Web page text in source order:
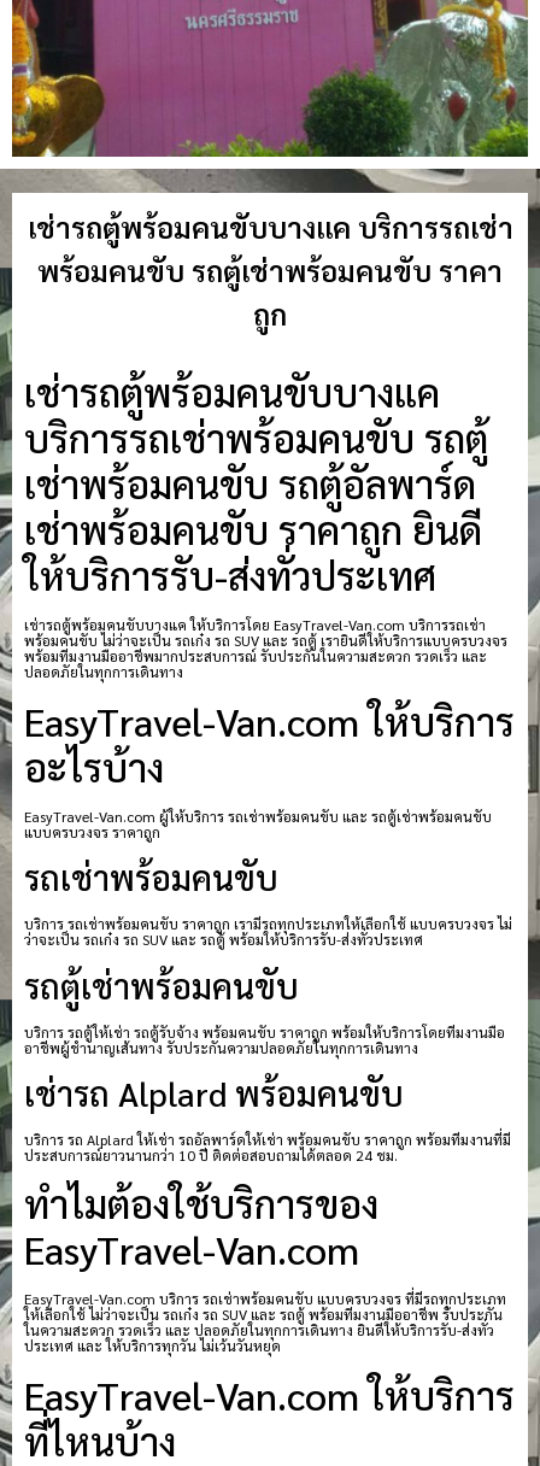
เช่ารถตู้พร้อมคนขับบางแค บริการรถเช่า
พร้อมคนขับ รถตู้เช่าพร้อมคนขับ ราคา
ถูก
เช่ารถตู้พร้อมคนขับบางแค
บริการรถเช่าพร้อมคนขับ รถตู้
เช่าพร้อมคนขับ รถตู้อัลพาร์ด
เช่าพร้อมคนขับ ราคาถูก ยินดี
ให้บริการรับ-ส่งทั่วประเทศ
เช่ารถตู้พร้อมคนขับบางแค ให้บริการโดย EasyTravel-Van.com บริการรถเช่า
พร้อมคนขับ ไม่ว่าจะเป็น รถเก๋ง รถ SUV และ รถตู้ เรายินดีให้บริการแบบครบวงจร
พร้อมทีมงานมืออาชีพมากประสบการณ์ รับประกันในความสะดวก รวดเร็ว และ
ปลอดภัยในทุกการเดินทาง
EasyTravel-Van.com ให้บริการ
อะไรบ้าง
EasyTravel-Van.com ผู้ให้บริการ รถเช่าพร้อมคนขับ และ รถตู้เช่าพร้อมคนขับ
แบบครบวงจร ราคาถูก
รถเช่าพร้อมคนขับ
บริการ รถเช่าพร้อมคนขับ ราคาถูก เรามีรถทุกประเภทให้เลือกใช้ แบบครบวงจร ไม่
ว่าจะเป็น รถเก๋ง รถ SUV และ รถตู้ พร้อมให้บริการรับ-ส่งทั่วประเทศ
รถตู้เช่าพร้อมคนขับ
บริการ รถตู้ให้เช่า รถตู้รับจ้าง พร้อมคนขับ ราคาถูก พร้อมให้บริการโดยทีมงานมือ
อาชีพผู้ชำนาญเส้นทาง รับประกันความปลอดภัยในทุกการเดินทาง
เช่ารถ Alplard พร้อมคนขับ
บริการ รถ Alplard ให้เช่า รถอัลพาร์ดให้เช่า พร้อมคนขับ ราคาถูก พร้อมทีมงานที่มี
ประสบการณ์ยาวนานกว่า 10 ปี ติดต่อสอบถามได้ตลอด 24 ชม.
ทำไมต้องใช้บริการของ
EasyTravel-Van.com
EasyTravel-Van.com บริการ รถเช่าพร้อมคนขับ แบบครบวงจร ที่มีรถทุกประเภท
ให้เลือกใช้ ไม่ว่าจะเป็น รถเก๋ง รถ SUV และ รถตู้ พร้อมทีมงานมืออาชีพ รับประกัน
ในความสะดวก รวดเร็ว และ ปลอดภัยในทุกการเดินทาง ยินดีให้บริการรับ-ส่งทั่ว
ประเทศ และ ให้บริการทุกวัน ไม่เว้นวันหยุด
EasyTravel-Van.com ให้บริการ
ที่ไหนบ้าง